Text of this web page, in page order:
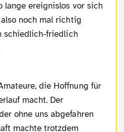
lange ereignislos vor sich
noch mal richtig
schiedlich-friedlich
macht. Der
ohne uns abgefahren
machte trotzdem